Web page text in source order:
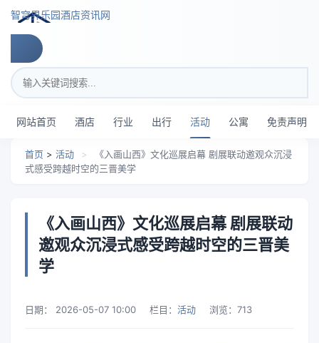
智穹界乐园酒店资讯网
搜索关键词
网站首页 酒店 行业 出行 活动 公寓 免责声明
首页 > 活动 >
《入画山西》文化巡展启幕 剧展联动邀观众沉浸
式感受跨越时空的三晋美学
《入画山西》文化巡展启幕 剧展联动
邀观众沉浸式感受跨越时空的三晋美
学
日期： 2026-05-07 10:00 栏目： 活动 浏览： 713